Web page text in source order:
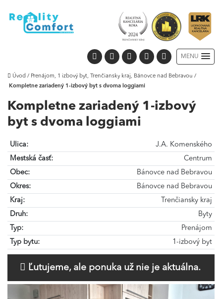
MENU
Úvod / Prenájom, 1 izbový byt, Trenčiansky kraj, Bánovce nad Bebravou /
Kompletne zariadený 1-izbový byt s dvoma loggiami
Kompletne zariadený 1-izbový
byt s dvoma loggiami
Ulica:
J.A. Komenského
Mestská časť:
Centrum
Obec:
Bánovce nad Bebravou
Okres:
Bánovce nad Bebravou
Kraj:
Trenčiansky kraj
Druh:
Byty
Typ:
Prenájom
Typ bytu:
1-izbový byt
Ľutujeme, ale ponuka už nie je aktuálna.